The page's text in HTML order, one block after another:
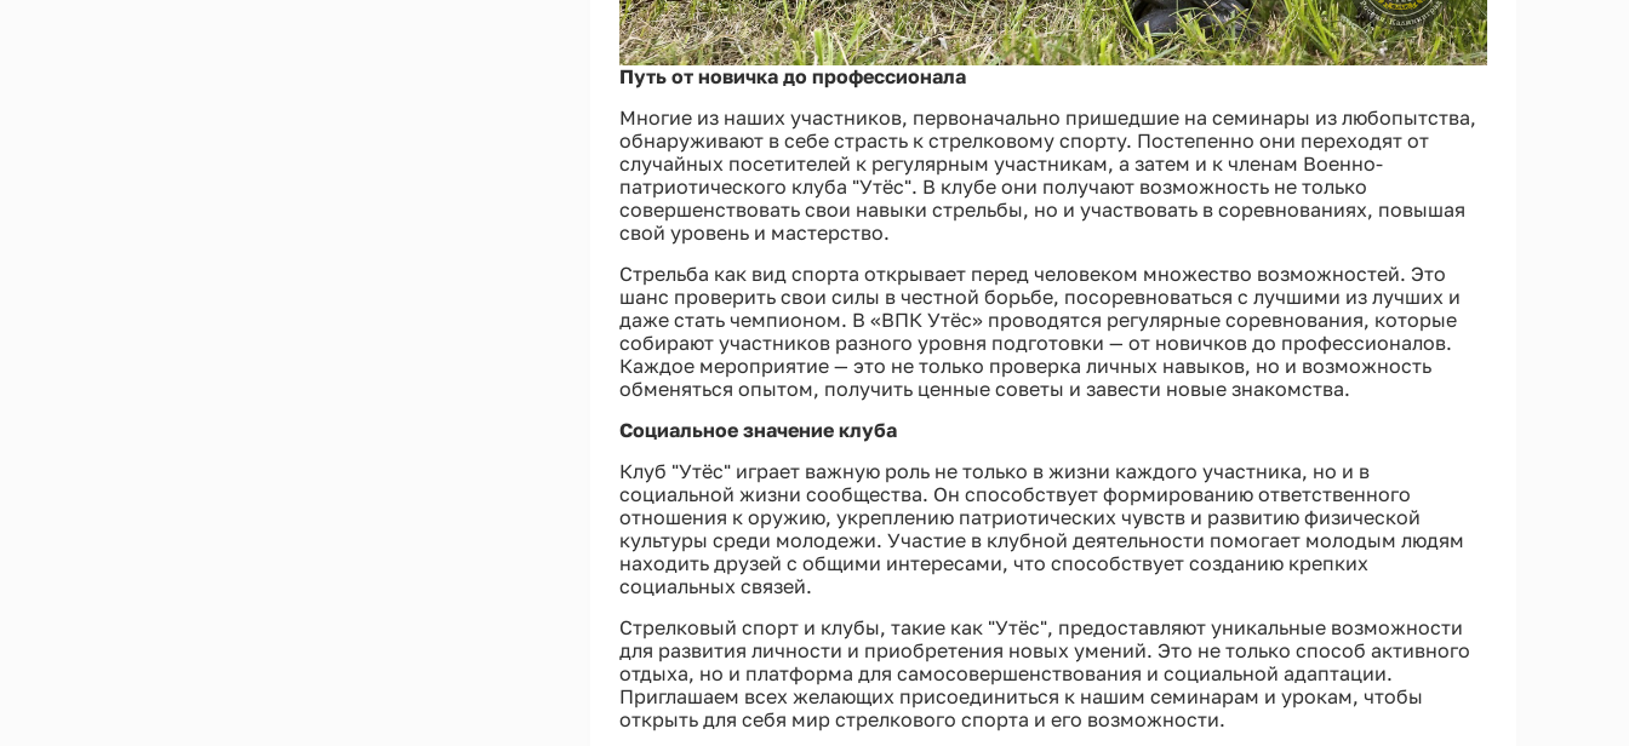
Путь от новичка до профессионала
Многие из наших участников, первоначально пришедшие на семинары из любопытства,
обнаруживают в себе страсть к стрелковому спорту. Постепенно они переходят от
случайных посетителей к регулярным участникам, а затем и к членам Военно-
патриотического клуба "Утёс". В клубе они получают возможность не только
совершенствовать свои навыки стрельбы, но и участвовать в соревнованиях, повышая
свой уровень и мастерство.
Стрельба как вид спорта открывает перед человеком множество возможностей. Это
шанс проверить свои силы в честной борьбе, посоревноваться с лучшими из лучших и
даже стать чемпионом. В «ВПК Утёс» проводятся регулярные соревнования, которые
собирают участников разного уровня подготовки — от новичков до профессионалов.
Каждое мероприятие — это не только проверка личных навыков, но и возможность
обменяться опытом, получить ценные советы и завести новые знакомства.
Социальное значение клуба
Клуб "Утёс" играет важную роль не только в жизни каждого участника, но и в
социальной жизни сообщества. Он способствует формированию ответственного
отношения к оружию, укреплению патриотических чувств и развитию физической
культуры среди молодежи. Участие в клубной деятельности помогает молодым людям
находить друзей с общими интересами, что способствует созданию крепких
социальных связей.
Стрелковый спорт и клубы, такие как "Утёс", предоставляют уникальные возможности
для развития личности и приобретения новых умений. Это не только способ активного
отдыха, но и платформа для самосовершенствования и социальной адаптации.
Приглашаем всех желающих присоединиться к нашим семинарам и урокам, чтобы
открыть для себя мир стрелкового спорта и его возможности.